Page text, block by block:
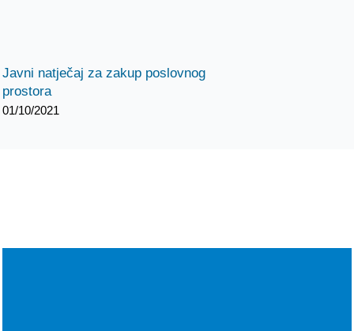
Javni natječaj za zakup poslovnog
prostora
01/10/2021